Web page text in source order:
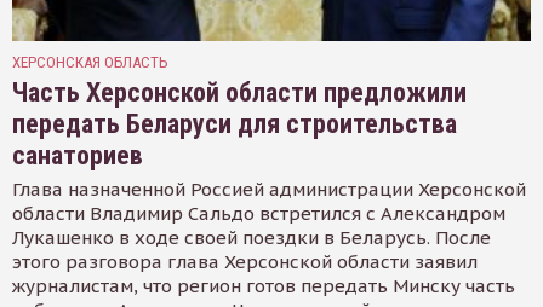
ХЕРСОНСКАЯ ОБЛАСТЬ
Часть Херсонской области предложили
передать Беларуси для строительства
санаториев
Глава назначенной Россией администрации Херсонской
области Владимир Сальдо встретился с Александром
Лукашенко в ходе своей поездки в Беларусь. После
этого разговора глава Херсонской области заявил
журналистам, что регион готов передать Минску часть